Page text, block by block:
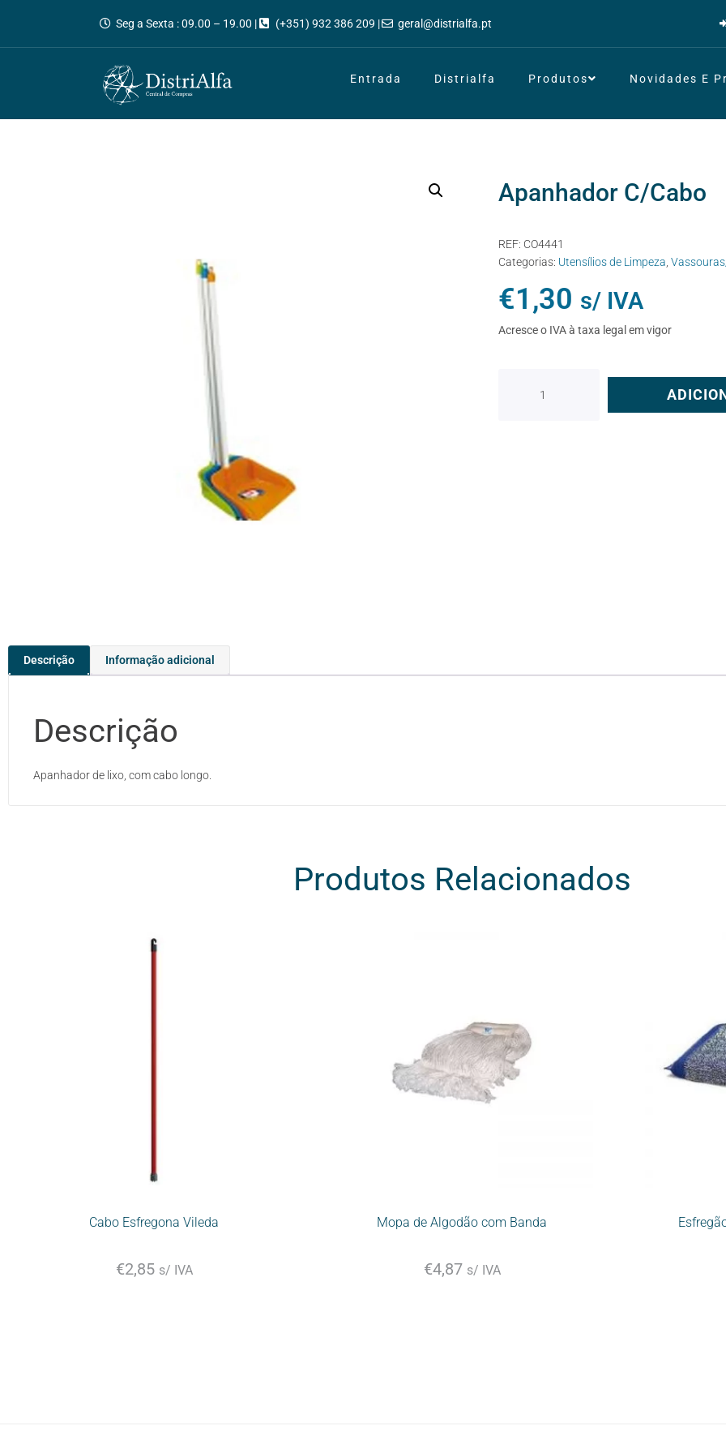
Seg a Sexta : 09.00 – 19.00 | (+351) 932 386 209 | geral@distrialfa.pt
Entrada Distrialfa Produtos Novidades E
Apanhador C/Cabo
REF: CO4441
Categorias: Utensílios de Limpeza
€1,30 s/ IVA
Acresce o IVA à taxa legal em vigor
Descrição Informação adicional
Descrição
Apanhador de lixo, com cabo longo.
Produtos Relacionados
Cabo Esfregona Vileda
€2,85 s/ IVA
Mopa de Algodão com Banda
€4,87 s/ IVA